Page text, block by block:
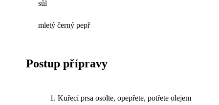
sůl
mletý černý pepř
Postup přípravy
Kuřecí prsa osolte, opepřete, potřete olejem